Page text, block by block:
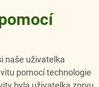
naše uživatelka
pomocí technologie